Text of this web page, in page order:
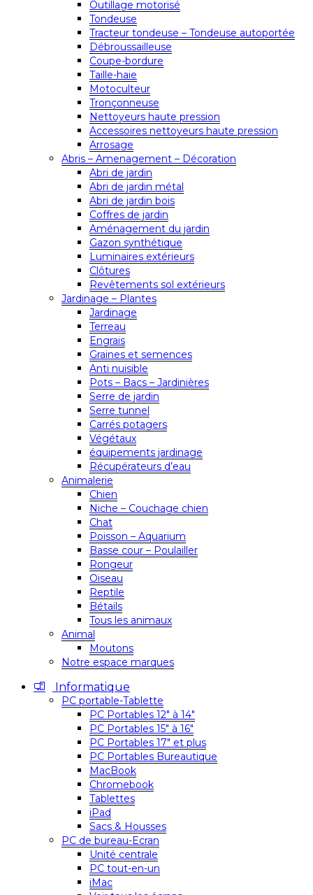
Outillage motorisé
Tondeuse
Tracteur tondeuse – Tondeuse autoportée
Débroussailleuse
Coupe-bordure
Taille-haie
Motoculteur
Tronçonneuse
Nettoyeurs haute pression
Accessoires nettoyeurs haute pression
Arrosage
Abris – Amenagement – Décoration
Abri de jardin
Abri de jardin métal
Abri de jardin bois
Coffres de jardin
Aménagement du jardin
Gazon synthétique
Luminaires extérieurs
Clôtures
Revêtements sol extérieurs
Jardinage – Plantes
Jardinage
Terreau
Engrais
Graines et semences
Anti nuisible
Pots – Bacs – Jardinières
Serre de jardin
Serre tunnel
Carrés potagers
Végétaux
équipements jardinage
Récupérateurs d’eau
Animalerie
Chien
Niche – Couchage chien
Chat
Poisson – Aquarium
Basse cour – Poulailler
Rongeur
Oiseau
Reptile
Bétails
Tous les animaux
Animal
Moutons
Notre espace marques
Informatique
PC portable-Tablette
PC Portables 12″ à 14″
PC Portables 15″ à 16″
PC Portables 17″ et plus
PC Portables Bureautique
MacBook
Chromebook
Tablettes
iPad
Sacs & Housses
PC de bureau-Ecran
Unité centrale
PC tout-en-un
iMac